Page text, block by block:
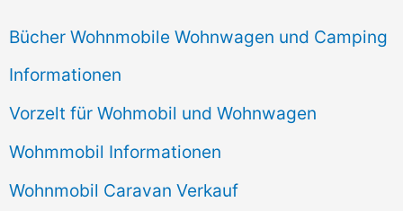
Bücher Wohnmobile Wohnwagen und Camping
Informationen
Vorzelt für Wohmobil und Wohnwagen
Wohmmobil Informationen
Wohnmobil Caravan Verkauf